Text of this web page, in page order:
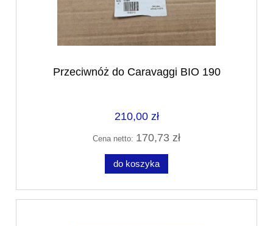
Przeciwnóż do Caravaggi BIO 190
210,00 zł
Cena netto: 170,73 zł
do koszyka